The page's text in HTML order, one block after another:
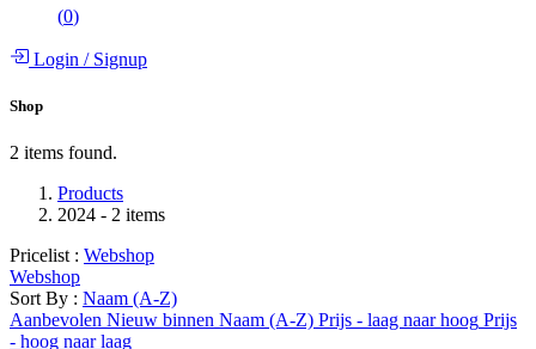
(0)
Login /Signup
Shop
2 items found.
Products
2024 - 2 items
Pricelist : Webshop
Webshop
Sort By : Naam (A-Z)
Aanbevolen Nieuw binnen Naam (A-Z) Prijs - laag naar hoog Prijs
- hoog naar laag